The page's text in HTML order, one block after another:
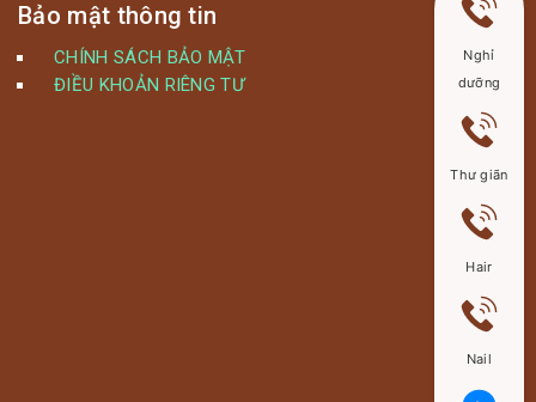
Bảo mật thông tin
CHÍNH SÁCH BẢO MẬT
ĐIỀU KHOẢN RIÊNG TƯ
Nghỉ
dưỡng
Thư giãn
Hair
Nail